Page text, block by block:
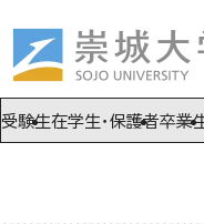
本文(c)へ
受験生在学生・保護者卒業